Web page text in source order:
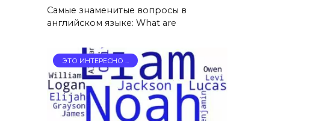
Самые знаменитые вопросы в
английском языке: What are
ЭТО ИНТЕРЕСНО ...